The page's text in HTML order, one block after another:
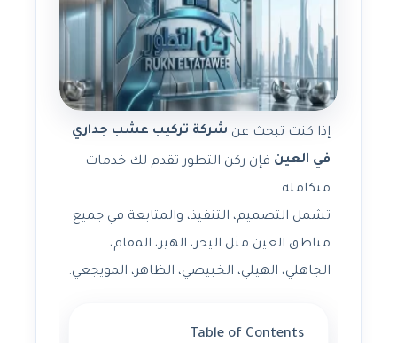
إذا كنت تبحث عن شركة تركيب عشب جداري
في العين فإن ركن التطور تقدم لك خدمات
متكاملة
تشمل التصميم، التنفيذ، والمتابعة في جميع
مناطق العين مثل اليحر، الهير، المقام،
الجاهلي، الهيلي، الخبيصي، الظاهر، المويجعي.
Table of Contents